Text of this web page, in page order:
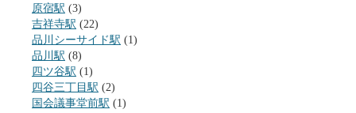
原宿駅 (3)
吉祥寺駅 (22)
品川シーサイド駅 (1)
品川駅 (8)
四ツ谷駅 (1)
四谷三丁目駅 (2)
国会議事堂前駅 (1)